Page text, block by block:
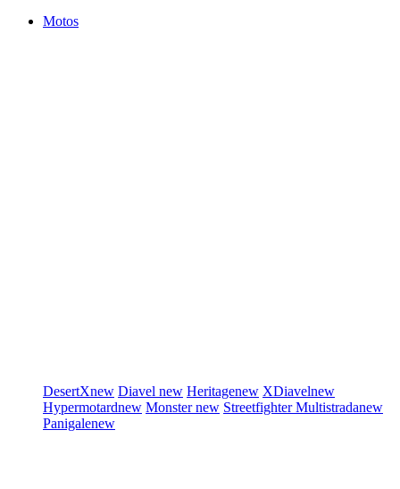
Motos
DesertXnew Diavel new Heritagenew XDiavelnew
Hypermotardnew Monsternew StreetfighterMultistradanew
Panigalenew